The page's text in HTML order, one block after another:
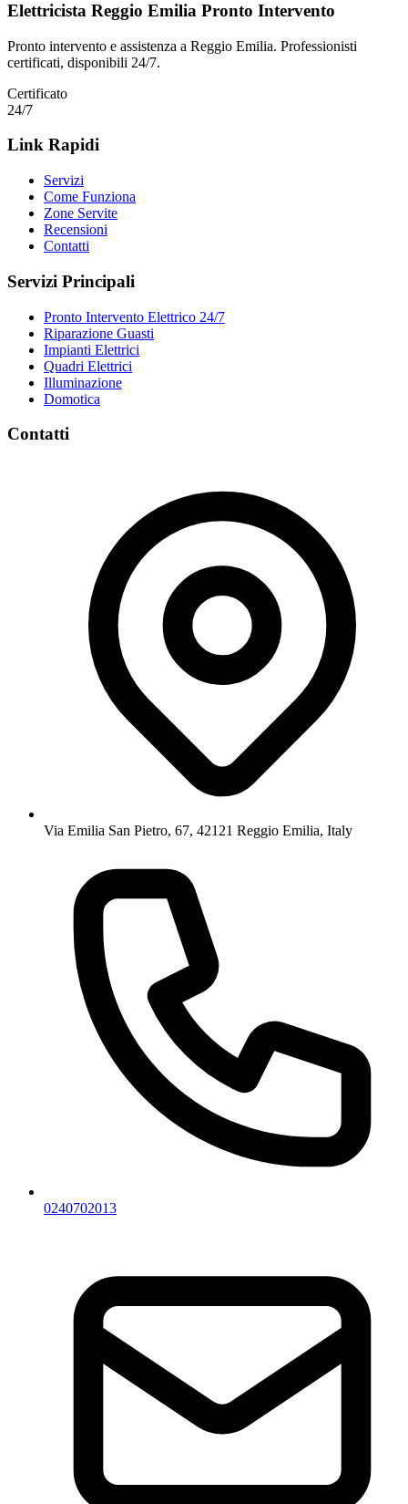
Elettricista Reggio Emilia Pronto Intervento
Pronto intervento e assistenza a Reggio Emilia. Professionisti
certificati, disponibili 24/7.
Certificato
24/7
Link Rapidi
Servizi
Come Funziona
Zone Servite
Recensioni
Contatti
Servizi Principali
Pronto Intervento Elettrico 24/7
Riparazione Guasti
Impianti Elettrici
Quadri Elettrici
Illuminazione
Domotica
Contatti
Via Emilia San Pietro, 67, 42121 Reggio Emilia, Italy
0240702013